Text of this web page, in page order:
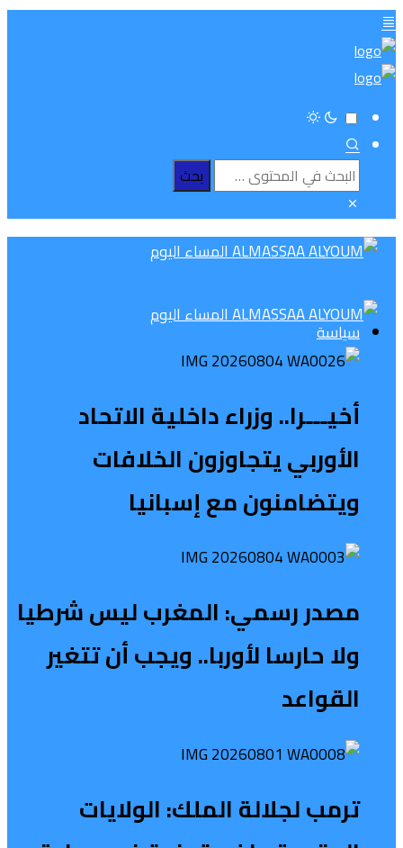
سياسة
أخيـــرا.. وزراء داخلية الاتحاد
الأوربي يتجاوزون الخلافات
ويتضامنون مع إسبانيا
مصدر رسمي: المغرب ليس شرطيا
ولا حارسا لأوربا.. ويجب أن تتغير
القواعد
ترمب لجلالة الملك: الولايات